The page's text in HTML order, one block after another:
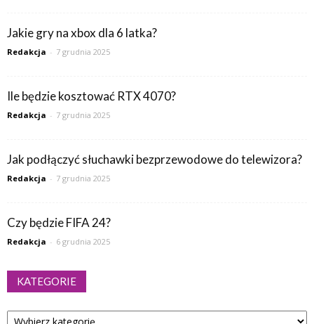
Jakie gry na xbox dla 6 latka?
Redakcja - 7 grudnia 2025
Ile będzie kosztować RTX 4070?
Redakcja - 7 grudnia 2025
Jak podłączyć słuchawki bezprzewodowe do telewizora?
Redakcja - 7 grudnia 2025
Czy będzie FIFA 24?
Redakcja - 6 grudnia 2025
KATEGORIE
Kategorie